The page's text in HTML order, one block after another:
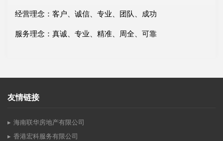
经营理念：客户、诚信、专业、团队、成功
服务理念：真诚、专业、精准、周全、可靠
友情链接
海南联华房地产有限公司
香港宏科服务有限公司